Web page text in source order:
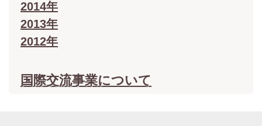
2014年
2013年
2012年
国際交流事業について